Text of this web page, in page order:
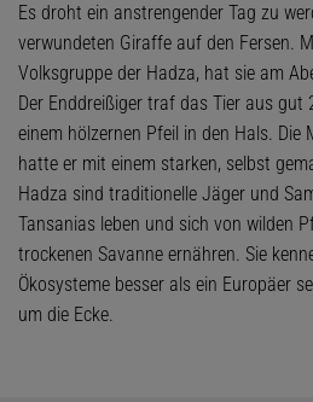
Es droht ein anstrengender Tag zu
verwundeten Giraffe auf den Fersen.
Volksgruppe der Hadza, hat sie am
Der Enddreißiger traf das Tier aus
einem hölzernen Pfeil in den Hals. Die
hatte er mit einem starken, selbst
Hadza sind traditionelle Jäger und
Tansanias leben und sich von wilden
trockenen Savanne ernähren. Sie
Ökosysteme besser als ein Europäer
um die Ecke.